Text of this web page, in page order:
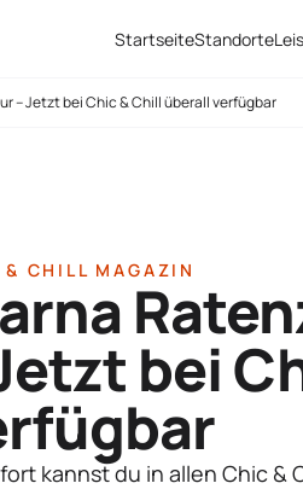
StartseiteStandorte
– Jetzt bei Chic & Chill überall verfügbar
CHILL MAGAZIN
bei
kannst du in allen Chic &